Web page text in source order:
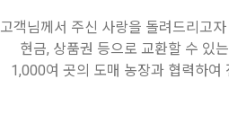
고객님께서 주신 사랑을 돌려드리고
현금, 상품권 등으로 교환할 수 있
1,000여 곳의 도매 농장과 협력하여